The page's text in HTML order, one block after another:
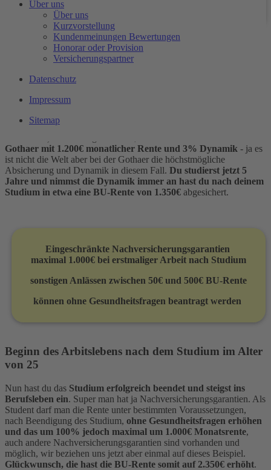
Über uns
Über uns
Kurzvorstellung
Kundenmeinungen Bewertungen
Honorar oder Provision
Versicherungspartner
Datenschutz
Impressum
Sitemap
Marktteilnehmern
Beginn des Studium und Abschluss der Gothaer BU
Mit Beginn des Studium sollte man spätestens eine BU abschließen,
vielleicht auch die Gothaer BU Invest, aber auch nur, wenn die
Gothaer dich normal annimmt (ohne Risikozuschlag oder
Ausschluss) aber kein anderer Versicherer (nein, es gibt auch
Gothaer mit 1.200€ monatlicher Rente und 3% Dynamik - ja es
ist nicht die Welt aber bei der Gothaer die höchstmögliche
Absicherung und Dynamik in diesem Fall. Du studierst jetzt 5
Jahre und nimmst die Dynamik immer an hast du nach deinem
Studium in etwa eine BU-Rente von 1.350€ abgesichert.
Eingeschränkte Nachversicherungsgarantien
maximal 1.000€ bei erstmaliger Arbeit nach Studium
sonstigen Anlässen zwischen 50€ und 500€ BU-Rente
können ohne Gesundheitsfragen beantragt werden
Beginn des Arbitslebens nach dem Studium im Alter
von 25
Nun hast du das Studium erfolgreich beendet und steigst ins
Berufsleben ein. Super man hat ja Nachversicherungsgarantien. Als
Student darf man die Rente unter bestimmten Voraussetzungen,
nach Beendigung des Studium, ohne Gesundheitsfragen erhöhen
und das um 100% jedoch maximal um 1.000€ Monatsrente,
auch andere Nachversicherungsgarantien sind vorhanden und
möglich, wir beziehen uns jetzt aber einmal auf dieses Beispiel.
Glückwunsch, die hast die BU-Rente somit auf 2.350€ erhöht.